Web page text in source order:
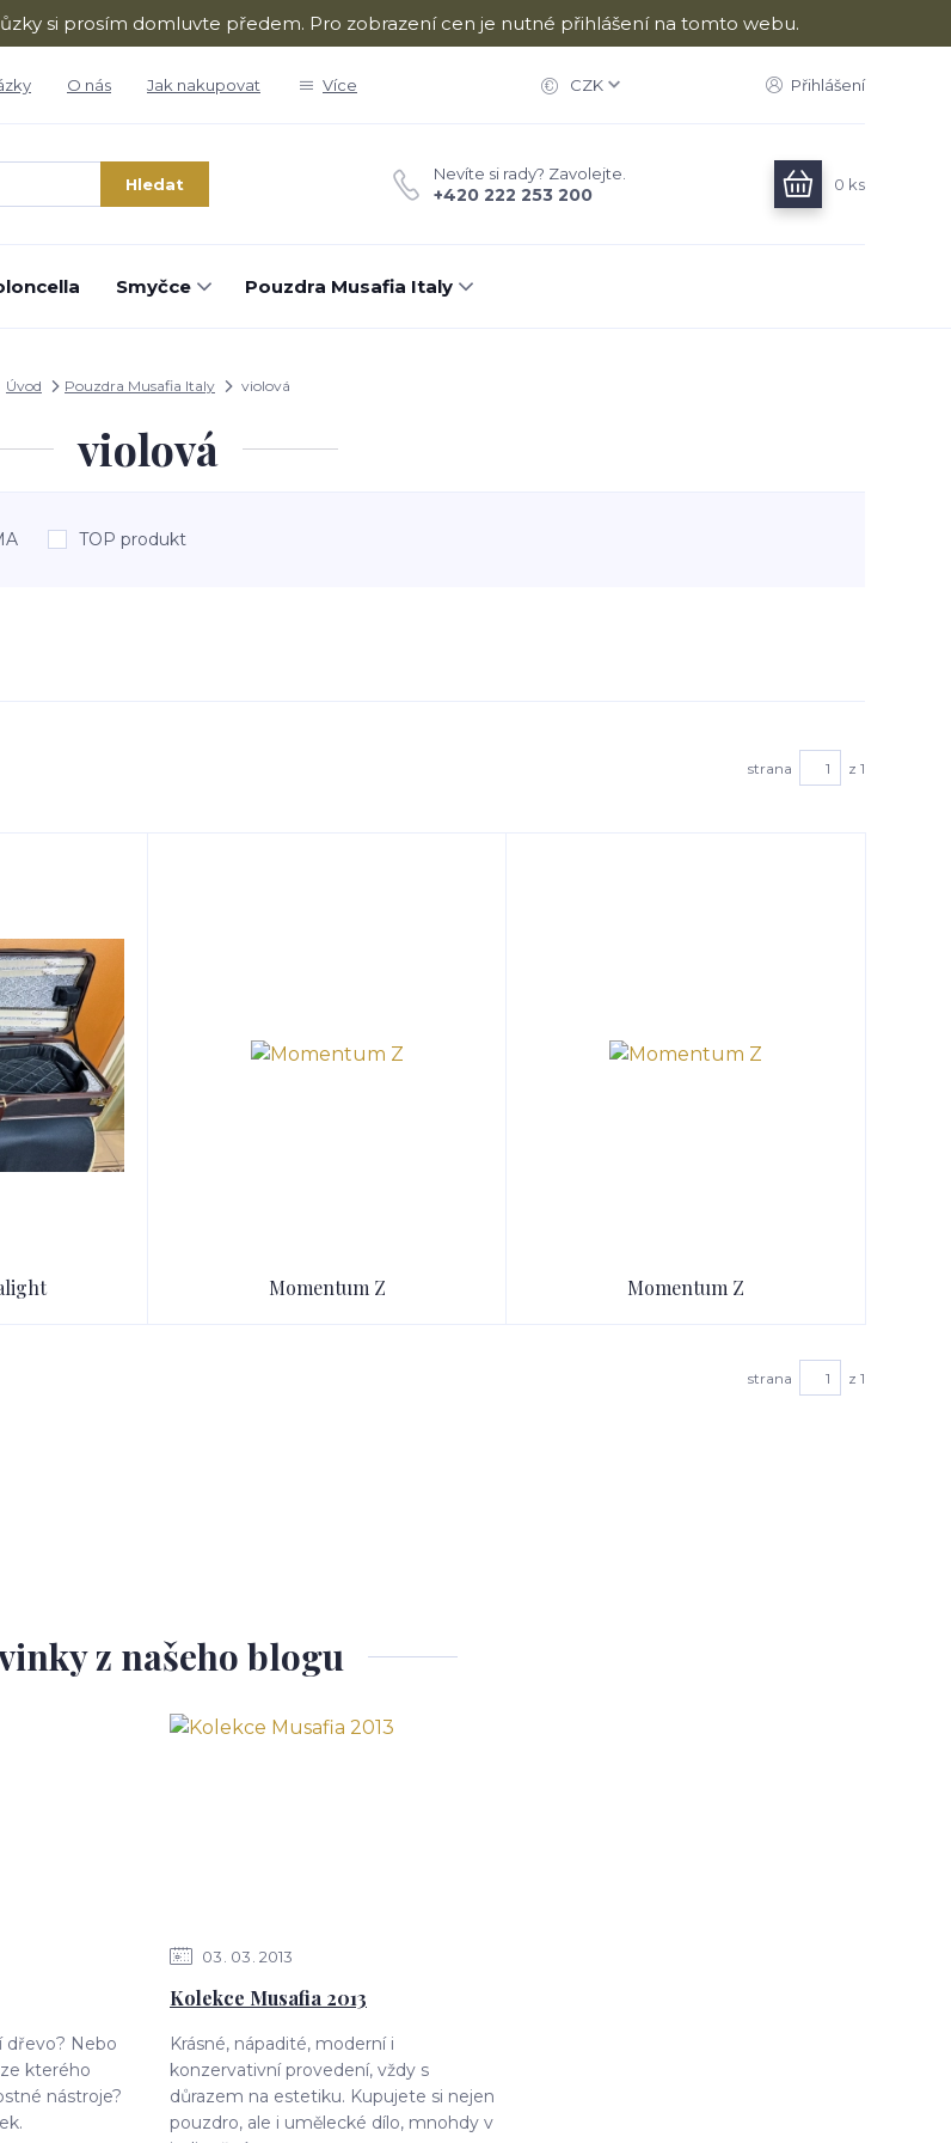
si prosím domluvte předem. Pro zobrazení cen je nutné přihlášení na tomto webu.
O nás Jak nakupovat Více CZK Přihlášení
Hledat
Nevíte si rady? Zavolejte.
+420 222 253 200
0 ks
Smyčce Pouzdra Musafia Italy
Úvod Pouzdra Musafia Italy violová
violová
TOP produkt
strana z 1
Momentum Z Momentum Z
strana z 1
z našeho blogu
dřevo? Nebo
kterého
nástroje?
03 03 2013
Kolekce Musafia 2013
Krásné, nápadité, moderní i
konzervativní provedení, vždy s
důrazem na estetiku. Kupujete si nejen
pouzdro, ale i umělecké dílo, mnohdy v